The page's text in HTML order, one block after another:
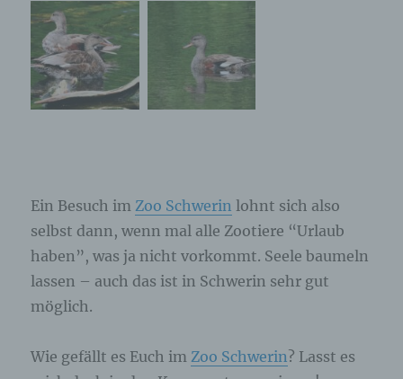
Ein Besuch im Zoo Schwerin lohnt sich also
selbst dann, wenn mal alle Zootiere “Urlaub
haben”, was ja nicht vorkommt. Seele baumeln
lassen – auch das ist in Schwerin sehr gut
möglich.
Wie gefällt es Euch im Zoo Schwerin? Lasst es